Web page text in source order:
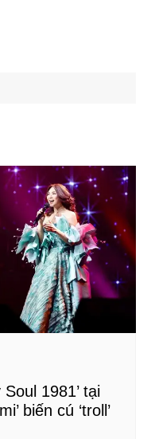
1981’ tại
biến cú ‘troll’